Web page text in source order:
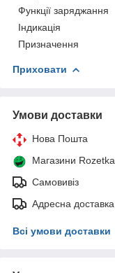
Функції заряджання
Індикація
Призначення
Приховати
Умови доставки
Нова Пошта
Магазини Rozetka
Самовивіз
Адресна доставка
Всі умови доставки